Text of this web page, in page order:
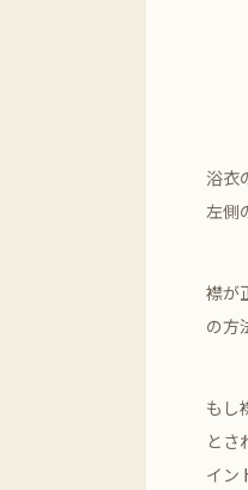
浴衣
左側
襟が
の方
もし
とさ
イン